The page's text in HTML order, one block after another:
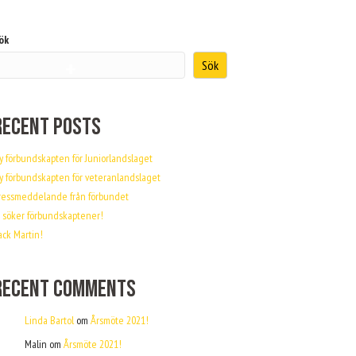
Sök
Posts
förbundskapten för Juniorlandslaget
förbundskapten för veteranlandslaget
från förbundet
söker förbundskaptener!
Martin!
Comments
Linda Bartolom Årsmöte 2021!
Malin om Årsmöte 2021!